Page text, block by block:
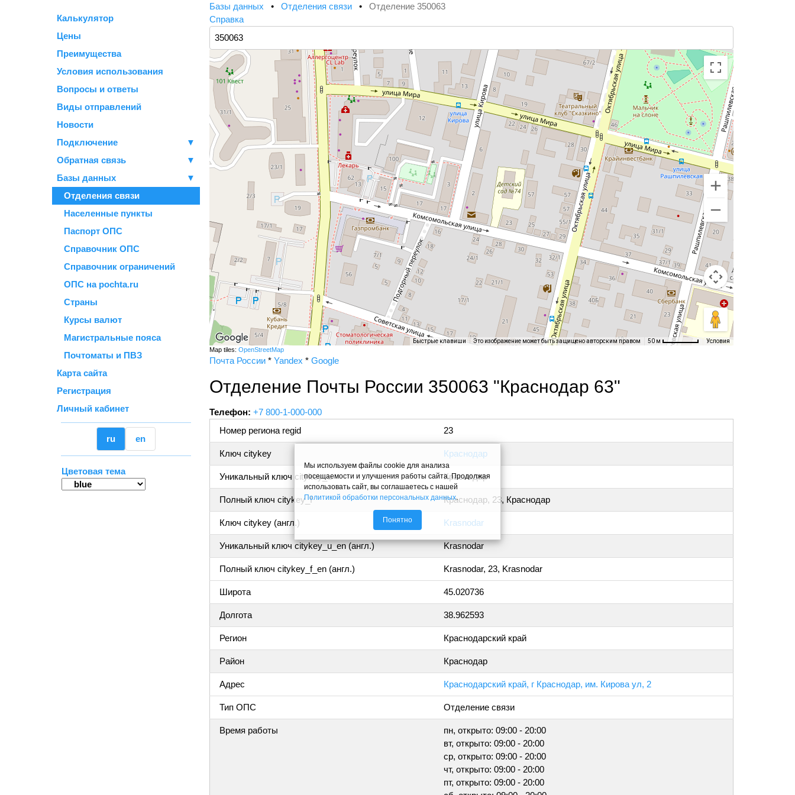
Калькулятор
Цены
Преимущества
Условия использования
Вопросы и ответы
Виды отправлений
Новости
Подключение
▼
Обратная связь
▼
Базы данных
▼
Отделения связи
Населенные пункты
Паспорт ОПС
Справочник ОПС
Справочник ограничений
ОПС на pochta.ru
Страны
Курсы валют
Магистральные пояса
Почтоматы и ПВЗ
Карта сайта
Регистрация
Личный кабинет
ru en
Цветовая тема
Базы данных • Отделения связи • Отделение 350063
Справка
Быстрые клавиши Это изображение может быть защищено авторским правом 50 м Условия
Map tiles: OpenStreetMap
Почта России * Yandex * Google
Отделение Почты России 350063 "Краснодар 63"
Телефон: +7 800-1-000-000
Номер региона regid
23
Ключ citykey Краснодар
Уникальный ключ citykey_u Краснодар
Полный ключ citykey_f Краснодар, 23, Краснодар
Ключ citykey (англ.) Krasnodar
Уникальный ключ citykey_u_en (англ.) Krasnodar
Полный ключ citykey_f_en (англ.) Krasnodar, 23, Krasnodar
Широта 45.020736
Долгота 38.962593
Регион Краснодарский край
Район Краснодар
Адрес Краснодарский край, г Краснодар, им. Кирова ул, 2
Тип ОПС Отделение связи
Время работы
пн, открыто: 09:00 - 20:00
вт, открыто: 09:00 - 20:00
ср, открыто: 09:00 - 20:00
чт, открыто: 09:00 - 20:00
пт, открыто: 09:00 - 20:00
Мы используем файлы cookie для анализа
посещаемости и улучшения работы сайта. Продолжая
использовать сайт, вы соглашаетесь с нашей
Политикой обработки персональных данных.
Понятно